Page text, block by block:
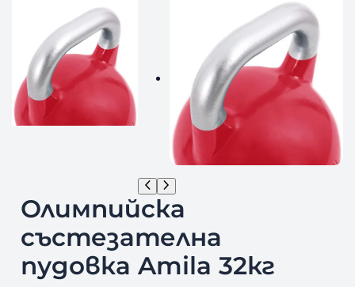
Олимпийска
състезателна
пудовка Amila 32кг